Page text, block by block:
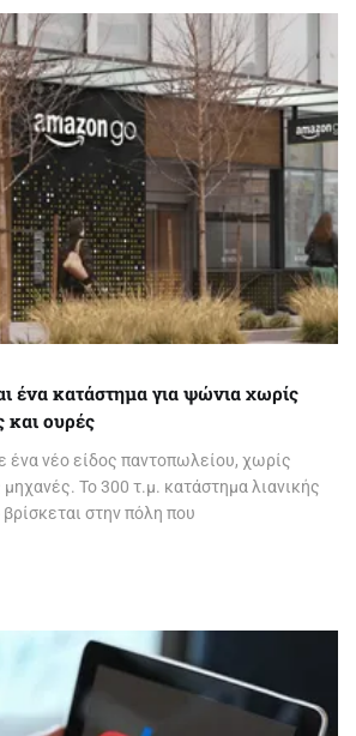
ένα κατάστημα για ψώνια χωρίς
και ουρές
νέο είδος παντοπωλείου, χωρίς
Το 300 τ.μ. κατάστημα λιανικής
στην πόλη που